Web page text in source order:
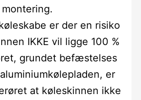
er der en risiko
IKKE vil ligge 100 %
grundet befæstelses
er
at køleskinnen ikke